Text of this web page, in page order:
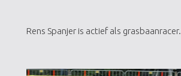
Rens Spanjer is actief als grasbaanracer.